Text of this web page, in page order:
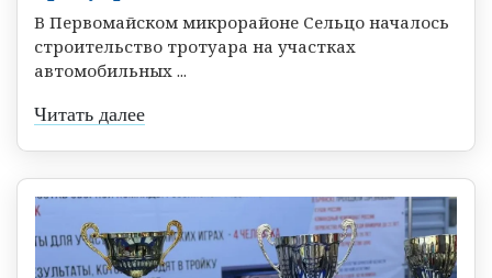
В Первомайском микрорайоне Сельцо началось
строительство тротуара на участках
автомобильных ...
Читать далее